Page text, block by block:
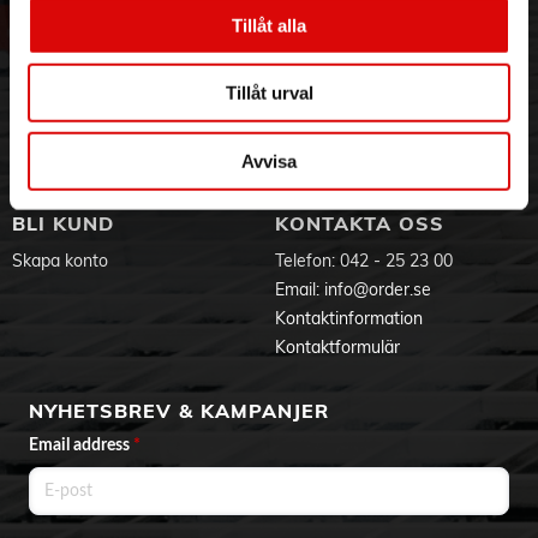
Tillåt alla
Tillåt urval
Avvisa
- Termoskanna i rostfritt stål
- Timerfunktion
- Justerbar malningsgrad
- Bönbehållare med plats för 200g
Visselblåsning
Aktuellt på Order
Service & Support
Godsefterlysning & Felleverans
Integritetspolicy
Om cookies
BLI KUND
Skapa konto
KONTAKTA OSS
Telefon: 042 - 25 23 00
Email: info@order.se
Kontaktinformation
Kontaktformulär
NYHETSBREV & KAMPANJER
Email address *